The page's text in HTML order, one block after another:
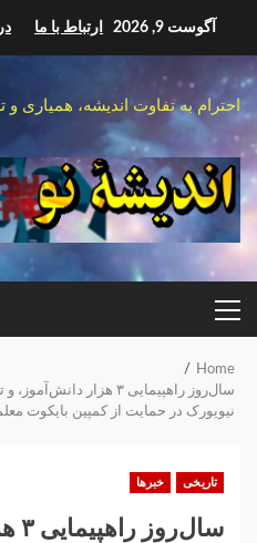
content
آگوست 9, 2026 ارتباط با ما
احترام به تفاوت اندیشه، همیاری
PRIMARY
MENU
Home
نیویورک در حمایت از کمپین بایکوت
تاریخی خبرها